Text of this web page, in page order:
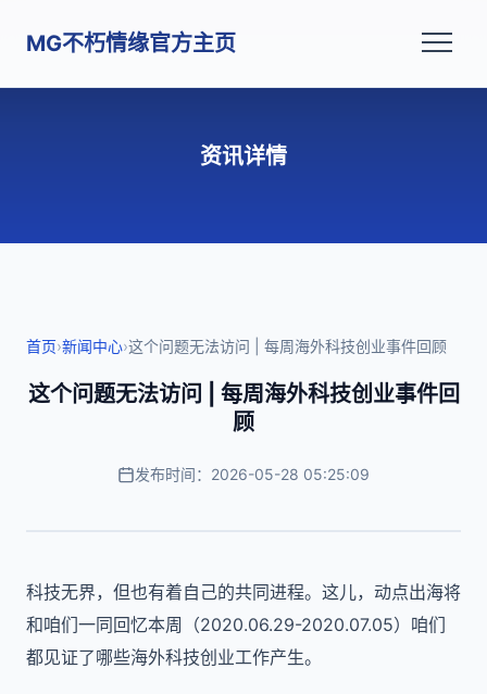
MG不朽情缘官方主页
资讯详情
首页›新闻中心›这个问题无法访问 | 每周海外科技创业事件回顾
这个问题无法访问 | 每周海外科技创业事件回
顾
发布时间：2026-05-28 05:25:09
科技无界，但也有着自己的共同进程。这儿，动点出海将
和咱们一同回忆本周（2020.06.29-2020.07.05）咱们
都见证了哪些海外科技创业工作产生。